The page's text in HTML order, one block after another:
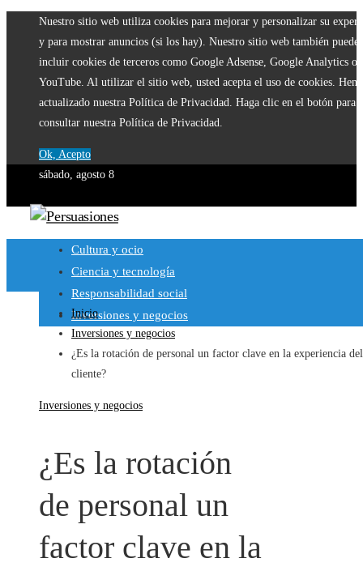
Nuestro sitio web utiliza cookies para mejorar y personalizar su
y para mostrar anuncios (si los hay). Nuestro sitio web también puede
incluir cookies de terceros como Google Adsense, Google Analytics o
YouTube. Al utilizar el sitio web, usted acepta el uso de cookies.
actualizado nuestra Política de Privacidad. Haga clic en el botón para
consultar nuestra Política de Privacidad.
Ok, Acepto
sábado, agosto 8
Cultura y ocio
Ciencia y tecnología
Responsabilidad social
Inversiones y negocios
Inicio
Inversiones y negocios
¿Es la rotación de personal un factor clave en la experiencia del
cliente?
Inversiones y negocios
¿Es la rotación
de personal un
factor clave en la